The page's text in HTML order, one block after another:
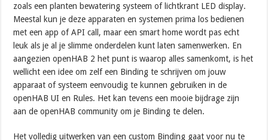
zoals een planten bewatering systeem of lichtkrant LED display.
Meestal kun je deze apparaten en systemen prima los bedienen
met een app of API call, maar een smart home wordt pas echt
leuk als je al je slimme onderdelen kunt laten samenwerken. En
aangezien openHAB 2 het punt is waarop alles samenkomt, is het
wellicht een idee om zelf een Binding te schrijven om jouw
apparaat of systeem eenvoudig te kunnen gebruiken in de
openHAB UI en Rules. Het kan tevens een mooie bijdrage zijn
aan de openHAB community om je Binding te delen.
Het volledig uitwerken van een custom Binding gaat voor nu te